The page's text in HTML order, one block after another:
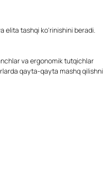
elita tashqi ko'rinishini beradi.
va ergonomik tutqichlar
qayta-qayta mashq qilishni